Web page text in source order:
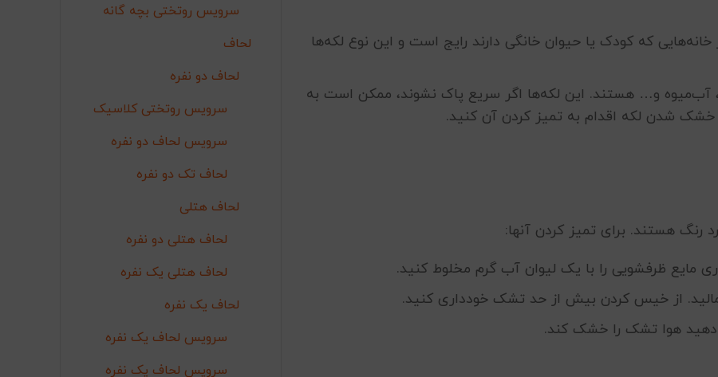
خانه‌هایی که کودک یا حیوان خانگی دارند رایج است و این نوع لکه‌ها
آب‌میوه و… هستند. این لکه‌ها اگر سریع پاک نشوند، ممکن است به
خشک شدن لکه اقدام به تمیز کردن آن کنید.
رنگ هستند. برای تمیز کردن آنها:
مایع ظرفشویی را با یک لیوان آب گرم مخلوط کنید.
از خیس کردن بیش از حد تشک خودداری کنید.
هوا تشک را خشک کند.
سرویس روتختی بچه گانه
لحاف
لحاف دو نفره
سرویس روتختی کلاسیک
سرویس لحاف دو نفره
لحاف تک دو نفره
لحاف هتلی
لحاف هتلی دو نفره
لحاف هتلی یک نفره
لحاف یک نفره
سرویس لحاف یک نفره
سرویس لحاف یک نفره